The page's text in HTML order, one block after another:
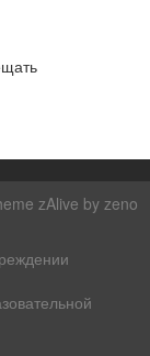
zAlive by zeno